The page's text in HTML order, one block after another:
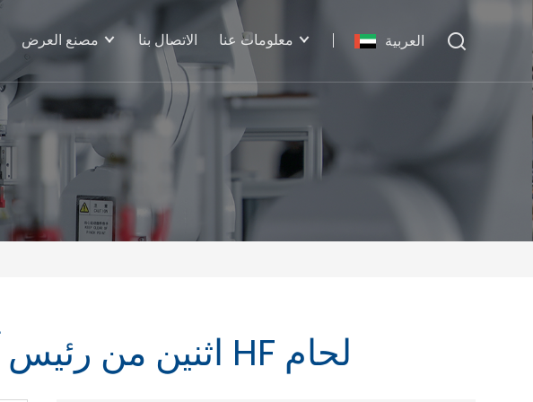
العربية مصنع العرض الاتصال بنا معلومات عنا
5KW اثنين من رئيس آلة لحام بولي كلوريد الفينيل HF لحام